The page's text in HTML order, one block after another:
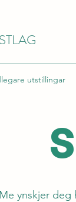
utstillingar
Me ynskjer deg